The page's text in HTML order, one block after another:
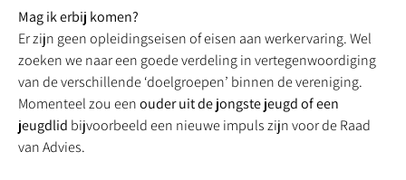
Mag ik erbij komen?
Er zijn geen opleidingseisen of eisen aan werkervaring. Wel
zoeken we naar een goede verdeling in vertegenwoordiging
van de verschillende ‘doelgroepen’ binnen de vereniging.
Momenteel zou eenouder uit de jongste jeugd of een
jeugdlid bijvoorbeeld een nieuwe impuls zijn voor de Raad
van Advies.